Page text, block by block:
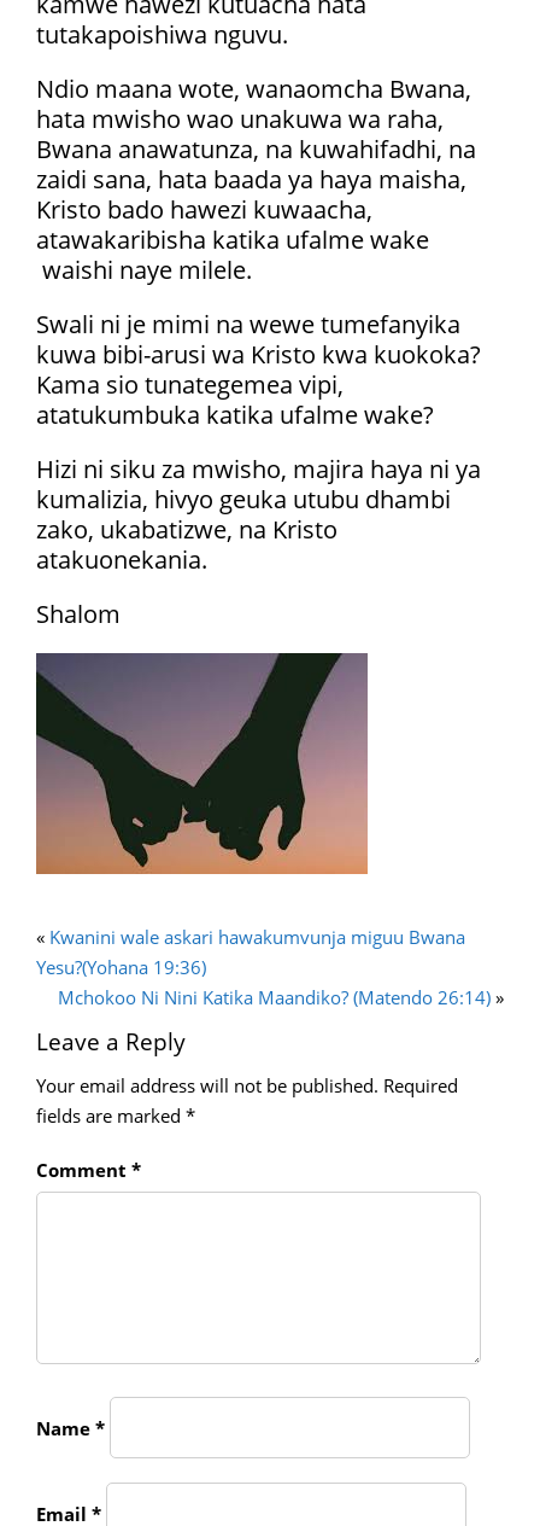
tutakapoishiwa nguvu.
Ndio maana wote, wanaomcha Bwana,
hata mwisho wao unakuwa wa raha,
Bwana anawatunza, na kuwahifadhi, na
zaidi sana, hata baada ya haya maisha,
Kristo bado hawezi kuwaacha,
atawakaribisha katika ufalme wake
waishi naye milele.
Swali ni je mimi na wewe tumefanyika
kuwa bibi-arusi wa Kristo kwa kuokoka?
Kama sio tunategemea vipi,
atatukumbuka katika ufalme wake?
Hizi ni siku za mwisho, majira haya ni ya
kumalizia, hivyo geuka utubu dhambi
zako, ukabatizwe, na Kristo
atakuonekania.
Shalom
« Kwanini wale askari hawakumvunja miguu Bwana
Yesu?(Yohana 19:36)
Mchokoo Ni Nini Katika Maandiko? (Matendo 26:14) »
Leave a Reply
Your email address will not be published. Required
fields are marked *
Comment *
Name *
Email *